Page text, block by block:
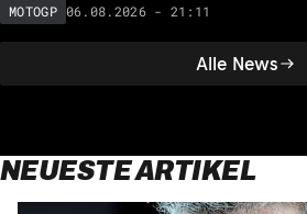
Alle News
MOTOGP 06.08.2026 - 21:11
NEUESTE ARTIKEL